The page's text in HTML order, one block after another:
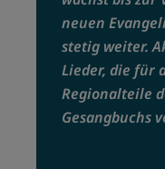
neuen
stetig weiter.
Lieder, die für
Regionalteile
Gesangbuchs